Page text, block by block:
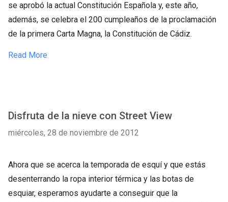
se aprobó la actual Constitución Española y, este año,
además, se celebra el 200 cumpleaños de la proclamación
de la primera Carta Magna, la Constitución de Cádiz.
Read More
Disfruta de la nieve con Street View
miércoles, 28 de noviembre de 2012
Ahora que se acerca la temporada de esquí y que estás
desenterrando la ropa interior térmica y las botas de
esquiar, esperamos ayudarte a conseguir que la